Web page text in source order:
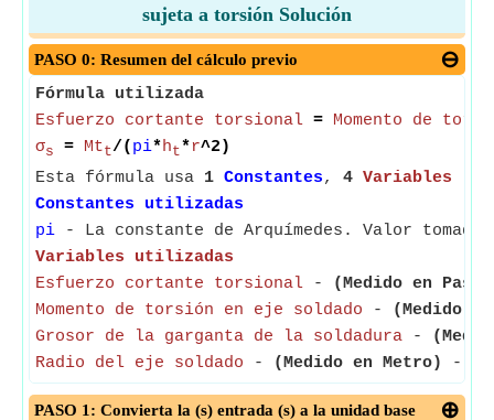
sujeta a torsión Solución
PASO 0: Resumen del cálculo previo
Fórmula utilizada
Esfuerzo cortante torsional = Momento de
σs = Mtt/( pi*ht*r^2)
Esta fórmula usa 1 Constantes, 4 Variables
Constantes utilizadas
pi - La constante de Arquímedes. Valor tomado
Variables utilizadas
Esfuerzo cortante torsional -
(Medido en
Momento de torsión en eje soldado -
(Medido
Grosor de la garganta de la soldadura -
Radio del eje soldado - (Medido en Metro) - El
PASO 1: Convierta la (s) entrada (s) a la unidad base